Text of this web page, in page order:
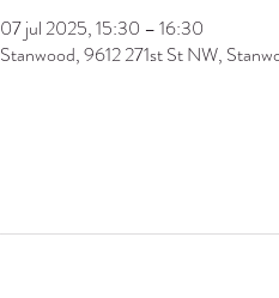
07 jul 2025, 15:30 – 16:30
Stanwood, 9612 271st St NW,